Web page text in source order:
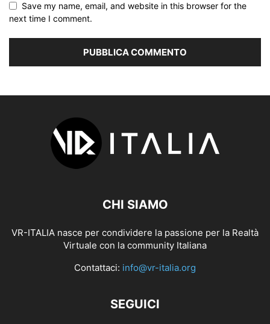
Save my name, email, and website in this browser for the
next time I comment.
CHI SIAMO
VR-ITALIA nasce per condividere la passione per la Realtà
Virtuale con la community Italiana
Contattaci: info@vr-italia.org
SEGUICI